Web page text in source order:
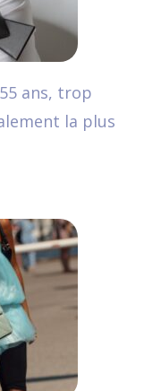
ans, trop
la plus